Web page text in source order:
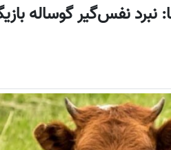
نفس‌گیر گوساله